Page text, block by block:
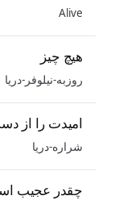
Alive
هیچ چیز
روزبه-نیلوفر-دریا
امیدت را از
شراره-دریا
چقدر عجیب